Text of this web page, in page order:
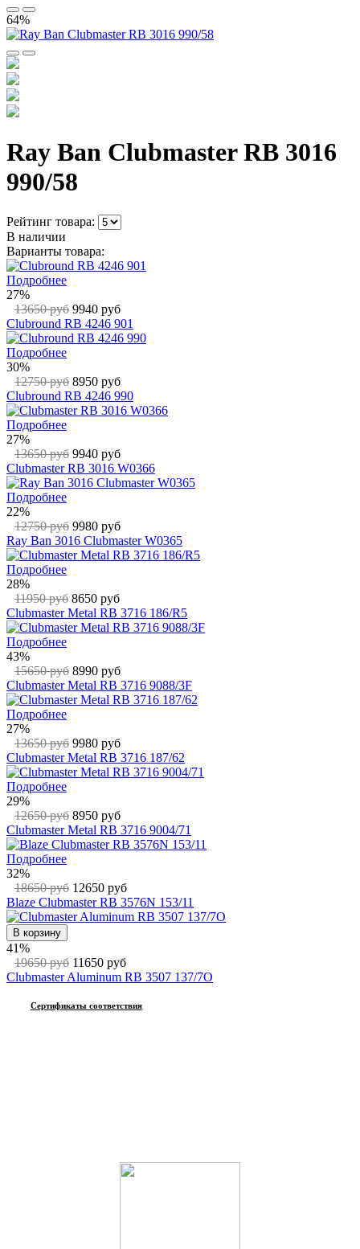
64%
Ray Ban Clubmaster RB 3016
990/58
Рейтинг товара:
В наличии
Варианты товара:
Подробнее
27%
13650 руб 9940 руб
Clubround RB 4246 901
Подробнее
30%
12750 руб 8950 руб
Clubround RB 4246 990
Подробнее
27%
13650 руб 9940 руб
Clubmaster RB 3016 W0366
Подробнее
22%
12750 руб 9980 руб
Ray Ban 3016 Clubmaster W0365
Подробнее
28%
11950 руб 8650 руб
Clubmaster Metal RB 3716 186/R5
Подробнее
43%
15650 руб 8990 руб
Clubmaster Metal RB 3716 9088/3F
Подробнее
27%
13650 руб 9980 руб
Clubmaster Metal RB 3716 187/62
Подробнее
29%
12650 руб 8950 руб
Clubmaster Metal RB 3716 9004/71
Подробнее
32%
18650 руб 12650 руб
Blaze Clubmaster RB 3576N 153/11
В корзину
41%
19650 руб 11650 руб
Clubmaster Aluminum RB 3507 137/7O
Сертификаты соответствия